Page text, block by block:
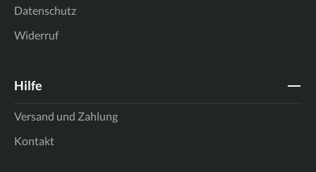
Datenschutz
Widerruf
Hilfe
Versand und Zahlung
Kontakt